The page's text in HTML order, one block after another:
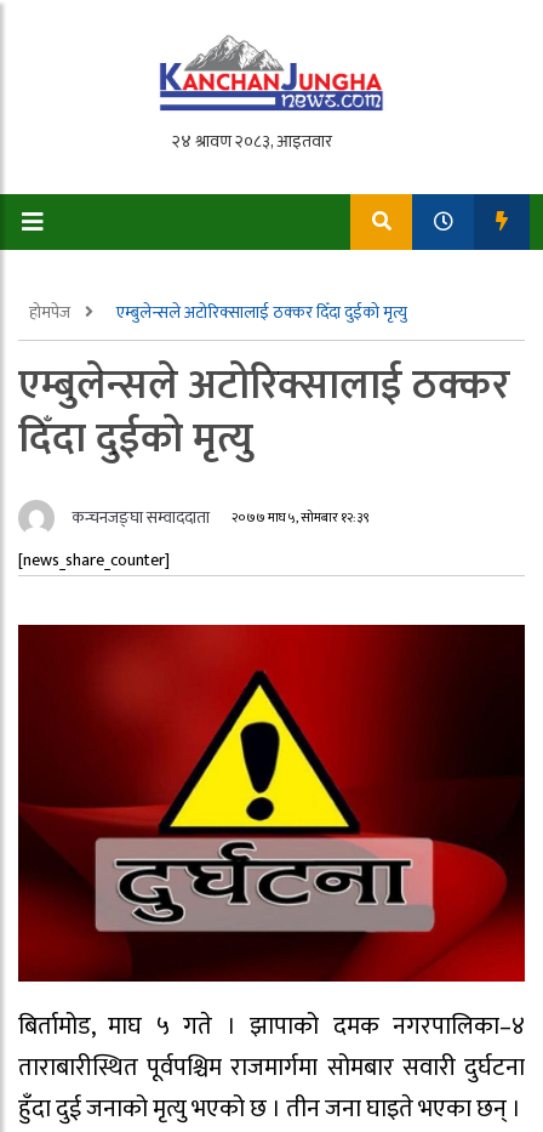
होमपेज एम्बुलेन्सले अटोरिक्सालाई ठक्कर दिँदा दुईको मृत्यु
एम्बुलेन्सले अटोरिक्सालाई ठक्कर
दिँदा दुईको मृत्यु
कन्चनजङ्घा सम्वाददाता २०७७ माघ ५, सोमबार १२:३९
[news_share_counter]
बिर्तामोड, माघ ५ गते । झापाको दमक नगरपालिका–४
ताराबारीस्थित पूर्वपश्चिम राजमार्गमा सोमबार सवारी दुर्घटना
हुँदा दुई जनाको मृत्यु भएको छ । तीन जना घाइते भएका छन् ।